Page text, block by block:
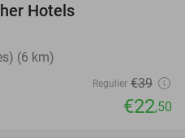
Hotels
(6 km)
Regulier €39
€22,50